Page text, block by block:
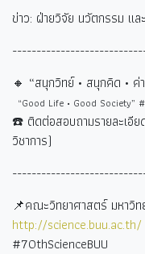
ข่าว: ฝ่ายวิจัย นวัตกรรม แล
🔸 “สนุกวิทย์ • สนุกคิด • ค่
“Good Life • Good Society”
☎️ ติดต่อสอบถามรายละเอีย
วิชาการ)
📌คณะวิทยาศาสตร์ มหาวิท
http://science.buu.ac.th/
#70thScienceBUU